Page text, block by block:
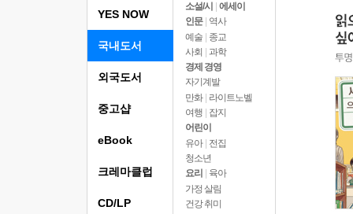
YES NOW
국내도서
소설/시
에세이
인문
역사
예술 | 종교
사회 | 과학
경제 경영
자기계발
만화 | 라이트노벨
여행
잡지
어린이
유아 | 전집
청소년
요리
육아
가정 살림
건강 취미
외국도서
중고샵
eBook
크레마클럽
CD/LP